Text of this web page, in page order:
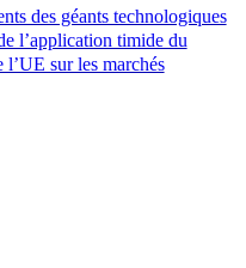
des géants technologiques
l’application timide du
l’UE sur les marchés